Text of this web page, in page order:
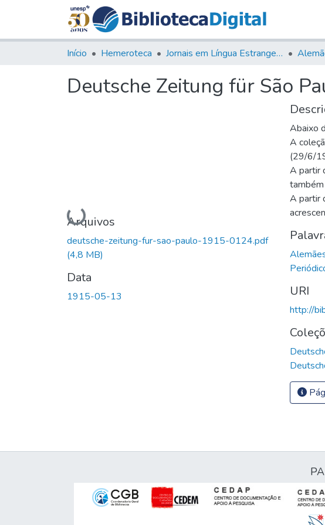
Início Hemeroteca Jornais em Língua Estrangeira
Deutsche Zeitung für São
Carregando...
Arquivos
deutsche-zeitung-fur-sao-paulo-1915-0124.pdf
(4,8 MB)
Data
1915-05-13
Abaixo
A
(29/6/
A partir
A partir
URI
http://